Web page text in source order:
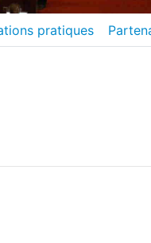
pratiques